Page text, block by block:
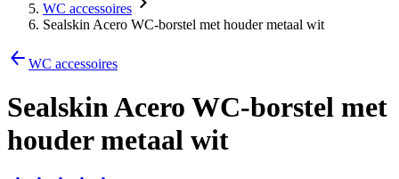
WC accessoires
Sealskin Acero WC-borstel met houder metaal wit
WC accessoires
Sealskin Acero WC-borstel met
houder metaal wit